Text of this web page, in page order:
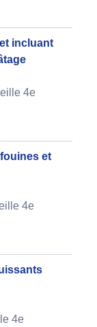
incluant
4e
et
4e
4e